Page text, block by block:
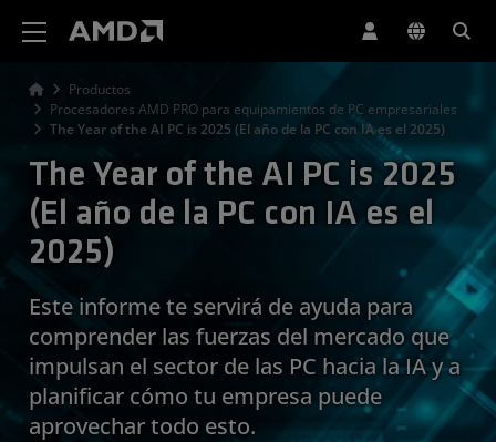
Productos
Procesadores AMD PRO para equipamientos de PC empresariales
The Year of the AI PC is 2025 (El año de la PC con IA es el 2025)
The Year of the AI PC is 2025
(El año de la PC con IA es el
2025)
Este informe te servirá de ayuda para
comprender las fuerzas del mercado que
impulsan el sector de las PC hacia la IA y a
planificar cómo tu empresa puede
aprovechar todo esto.